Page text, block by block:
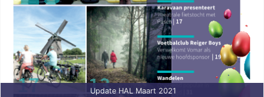
Update HAL Maart 2021